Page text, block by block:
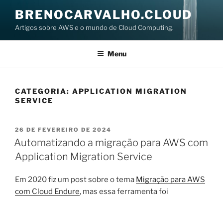
conteúdo
BRENOCARVALHO.CLOUD
Artigos sobre AWS e o mundo de Cloud Computing.
Menu
CATEGORIA: APPLICATION MIGRATION
SERVICE
PUBLICADO
EM
26 DE FEVEREIRO DE 2024
Automatizando a migração para AWS com
Application Migration Service
Em 2020 fiz um post sobre o tema Migração para AWS
com Cloud Endure, mas essa ferramenta foi